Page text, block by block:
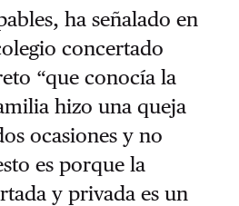
ha señalado en
concertado
“que conocía la
hizo una queja
ocasiones y no
es porque la
y privada es un